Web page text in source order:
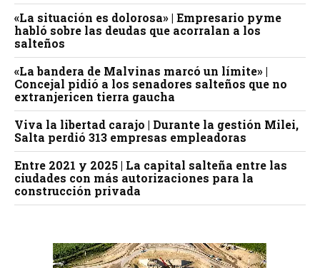
«La situación es dolorosa» | Empresario pyme
habló sobre las deudas que acorralan a los
salteños
«La bandera de Malvinas marcó un límite» |
Concejal pidió a los senadores salteños que no
extranjericen tierra gaucha
Viva la libertad carajo | Durante la gestión Milei,
Salta perdió 313 empresas empleadoras
Entre 2021 y 2025 | La capital salteña entre las
ciudades con más autorizaciones para la
construcción privada